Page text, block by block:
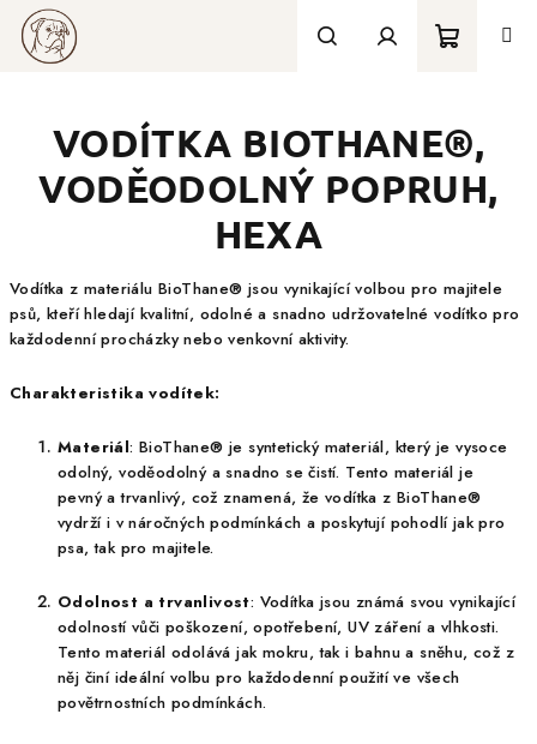
Přejít
obsah
košík
VODÍTKA BIOTHANE®,
VODĚODOLNÝ POPRUH,
HEXA
Vodítka z materiálu BioThane® jsou vynikající volbou pro majitele
psů, kteří hledají kvalitní, odolné a snadno udržovatelné vodítko pro
každodenní procházky nebo venkovní aktivity.
Charakteristika vodítek:
Materiál: BioThane® je syntetický materiál, který je vysoce
odolný, voděodolný a snadno se čistí. Tento materiál je
pevný a trvanlivý, což znamená, že vodítka z BioThane®
vydrží i v náročných podmínkách a poskytují pohodlí jak pro
psa, tak pro majitele.
Odolnost a trvanlivost: Vodítka jsou známá svou vynikající
odolností vůči poškození, opotřebení, UV záření a vlhkosti.
Tento materiál odolává jak mokru, tak i bahnu a sněhu, což z
něj činí ideální volbu pro každodenní použití ve všech
povětrnostních podmínkách.